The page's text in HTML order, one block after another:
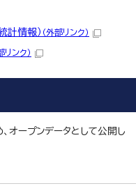
計情報） （外部リンク）
リンク）
オープンデータとして公開し